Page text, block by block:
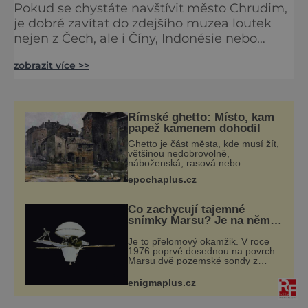
Pokud se chystáte navštívit město Chrudim,
je dobré zavítat do zdejšího muzea loutek
nejen z Čech, ale i Číny, Indonésie nebo
pěkná budova starého domu a jeho interiér,
dnešních loutkových divadlech. Děti si tu
mohou zahrát vlastní loutkovou hru. Uvidíte
rodinná lou
zobrazit více >>
Římské ghetto: Místo, kam
papež kamenem dohodil
Ghetto je část města, kde musí žít,
většinou nedobrovolně,
náboženská, rasová nebo
Bohaté historické zkušenosti mají s
epochaplus.cz
Co zachycují tajemné
snímky Marsu? Je na něm
Je to přelomový okamžik. V roce
1976 poprvé dosednou na povrch
Marsu dvě pozemské sondy z
Viking, které jsou schopny pořídit
fotografie záhadami opředené rudé
enigmaplus.cz